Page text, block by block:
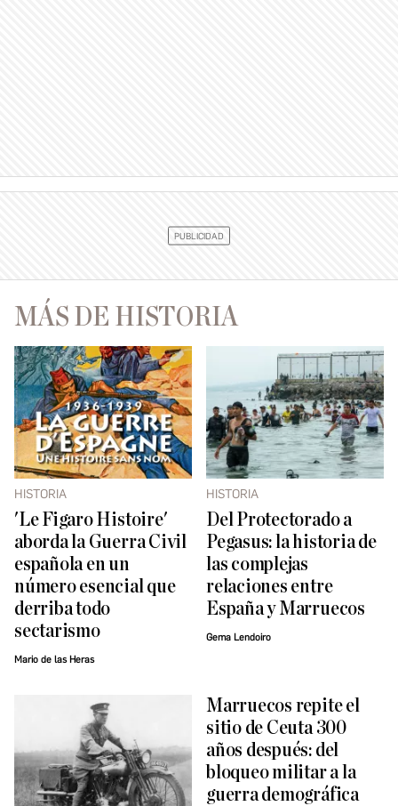
MÁS DE HISTORIA
HISTORIA
'Le Figaro Histoire'
aborda la Guerra Civil
española en un
número esencial que
derriba todo
sectarismo
Mario de las Heras
HISTORIA
Del Protectorado a
Pegasus: la historia de
las complejas
relaciones entre
España y Marruecos
Gema Lendoiro
Marruecos repite el
sitio de Ceuta 300
años después: del
bloqueo militar a la
guerra demográfica